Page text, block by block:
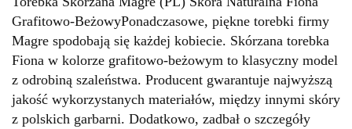
Grafitowo-BeżowyPonadczasowe, piękne torebki firmy
Magre spodobają się każdej kobiecie. Skórzana torebka
Fiona w kolorze grafitowo-beżowym to klasyczny model
z odrobiną szaleństwa. Producent gwarantuje najwyższą
jakość wykorzystanych materiałów, między innymi skóry
z polskich garbarni. Dodatkowo, zadbał o szczegóły